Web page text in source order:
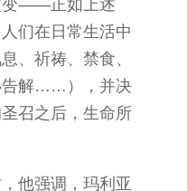
变——正如上述
们在日常生活中
、祈祷、禁食、
告解……），并决
召之后，生命所
他强调，玛利亚